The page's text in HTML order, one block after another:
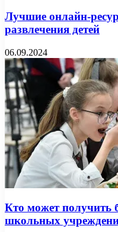
Лучшие онлайн-
развлечения детей
06.09.2024
Кто может получить
школьных